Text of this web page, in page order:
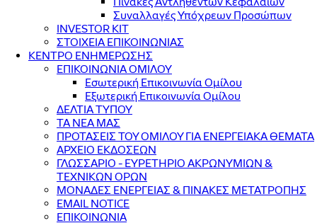
Συναλλαγές Υπόχρεων Προσώπων
INVESTOR KIT
ΣΤΟΙΧΕΙΑ ΕΠΙΚΟΙΝΩΝΙΑΣ
ΚΕΝΤΡΟ ΕΝΗΜΕΡΩΣΗΣ
ΕΠΙΚΟΙΝΩΝΙΑ ΟΜΙΛΟΥ
Εσωτερική Επικοινωνία Ομίλου
Εξωτερική Επικοινωνία Ομίλου
ΔΕΛΤΙΑ ΤΥΠΟΥ
ΤΑ ΝΕΑ ΜΑΣ
ΠΡΟΤΑΣΕΙΣ ΤΟΥ ΟΜΙΛΟΥ ΓΙΑ ΕΝΕΡΓΕΙΑΚΑ ΘΕΜΑΤΑ
ΑΡΧΕΙΟ ΕΚΔΟΣΕΩΝ
ΓΛΩΣΣΑΡΙΟ - ΕΥΡΕΤΗΡΙΟ ΑΚΡΩΝΥΜΙΩΝ &
ΤΕΧΝΙΚΩΝ ΟΡΩΝ
ΜΟΝΑΔΕΣ ΕΝΕΡΓΕΙΑΣ & ΠΙΝΑΚΕΣ ΜΕΤΑΤΡΟΠΗΣ
EMAIL NOTICE
ΕΠΙΚΟΙΝΩΝΙΑ